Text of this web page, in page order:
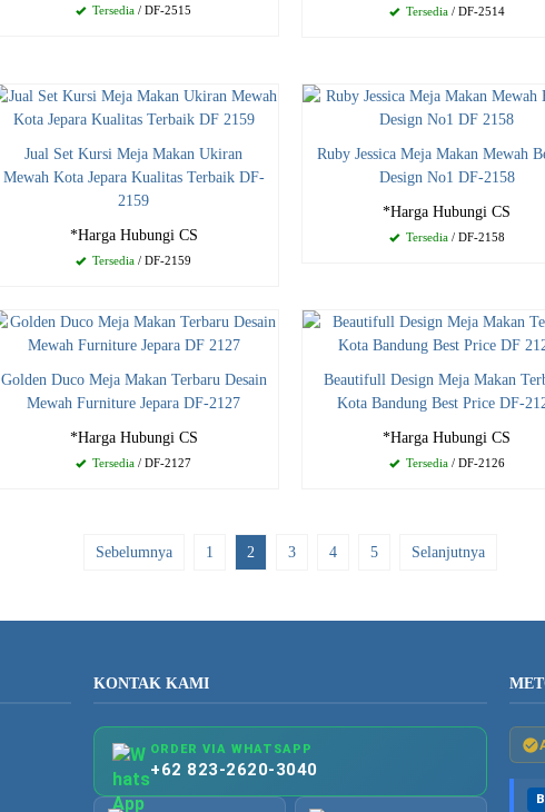
Tersedia / DF-2515 Tersedia/ DF-2514
Jual Set Kursi Meja Makan Ukiran
Mewah Kota Jepara Kualitas Terbaik DF-
2159
*Harga Hubungi CS
Tersedia / DF-2159
Ruby Jessica Meja Makan Mewah
Design No1 DF-2158
*Harga Hubungi CS
Tersedia/ DF-2158
Golden Duco Meja Makan Terbaru Desain
Mewah Furniture Jepara DF-2127
*Harga Hubungi CS
Tersedia / DF-2127
Beautifull Design Meja Makan
Kota Bandung Best Price DF-
*Harga Hubungi CS
Tersedia/ DF-2126
Sebelumnya 1 2 3 4 5 Selanjutnya
KONTAK KAMI
ORDER VIA WHATSAPP
+62 823-2620-3040